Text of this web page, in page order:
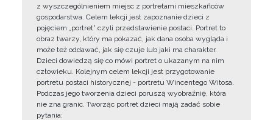
z wyszczególnieniem miejsc z portretami mieszkańców
gospodarstwa. Celem lekcji jest zapoznanie dzieci z
pojęciem „portret” czyli przedstawienie postaci. Portret to
obraz twarzy, który ma pokazać, jak dana osoba wygląda i
może też oddawać, jak się czuje lub jaki ma charakter.
Dzieci dowiedzą się co mówi portret o ukazanym na nim
człowieku. Kolejnym celem lekcji jest przygotowanie
portretu postaci historycznej - portretu Wincentego Witosa.
Podczas jego tworzenia dzieci poruszą wyobraźnię, która
nie zna granic. Tworząc portret dzieci mają zadać sobie
pytania: